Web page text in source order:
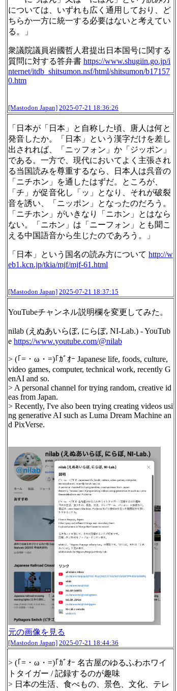
については、いずれも広く通用しており、ど
ちらか一方に統一する必要はないと考えてい
る。」
衆議院議員岩國哲人君提出日本国号に関する
質問に対する答弁書 https://www.shugiin.go.jp/i
nternet/itdb_shitsumon.nsf/html/shitsumon/b17157
0.htm
[Mastodon Japan] 2025-07-21 18:36:26
「日本が「日本」と自称した頃、唐人は何と
発音したか。「日本」という漢字だけを差し
出されれば、「ニッフォン」か「ジッポン」
である。一方で、現代においてよく主張され
る当国読みを尊重するなら、日本人は呉音の
「ニチホン」を通したはずだ。ところが、
「チ」が促音化し「ッ」となり、それが破裂
音を誘い、「ニッポン」となったのだろう。
「ニチホン」がいきなり「ニホン」とはなら
ない。「ニホン」は「ニーフォン」とも聞こ
える中国語音から生じたのであろう。」
「日本」という国名の読み方について http://w
eb1.kcn.jp/tkia/mjf/mjf-61.html
[Mastodon Japan] 2025-07-21 18:37:15
YouTubeチャンネル説明欄を変更してみた。
nilab (えぬあいらぼ, にらぼ, NI-Lab.) - YouTub
e https://www.youtube.com/@nilab
> (｢=・ω・=)｢ｶﾞｵｰ Japanese life, foods, culture,
video games, computer, technical work, recently G
enAI and so.
> A personal channel for trying random, creative id
eas from Japan.
> Recently, I've also been trying creating videos usi
ng generative AI such as Luma Dream Machine an
d PixVerse.
元の画像を見る
[Mastodon Japan] 2025-07-21 18:44:36
> (｢=・ω・=)｢ｶﾞｵｰ 名古屋のゆるふわホワイ
トタイガー / 記録するのが趣味
> 日本の生活、食べもの、景色、文化、テレ